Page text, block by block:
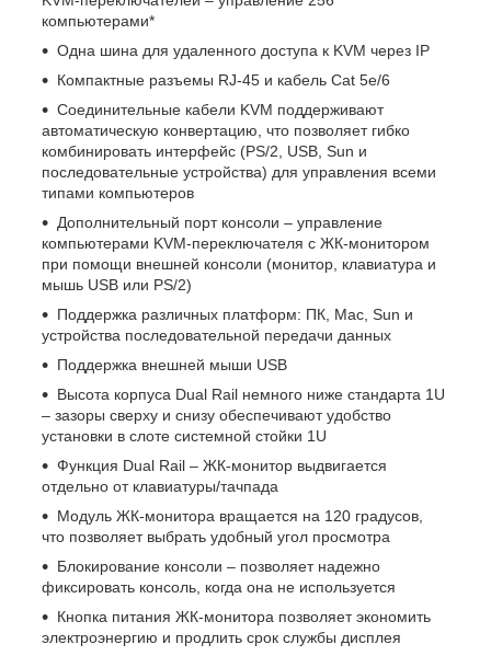
компьютерами*
Одна шина для удаленного доступа к KVM через IP
Компактные разъемы RJ-45 и кабель Cat 5e/6
Соединительные кабели KVM поддерживают
автоматическую конвертацию, что позволяет гибко
комбинировать интерфейс (PS/2, USB, Sun и
последовательные устройства) для управления всеми
типами компьютеров
Дополнительный порт консоли – управление
компьютерами KVM-переключателя с ЖК-монитором
при помощи внешней консоли (монитор, клавиатура и
мышь USB или PS/2)
Поддержка различных платформ: ПК, Mac, Sun и
устройства последовательной передачи данных
Поддержка внешней мыши USB
Высота корпуса Dual Rail немного ниже стандарта 1U
– зазоры сверху и снизу обеспечивают удобство
установки в слоте системной стойки 1U
Функция Dual Rail – ЖК-монитор выдвигается
отдельно от клавиатуры/тачпада
Модуль ЖК-монитора вращается на 120 градусов,
что позволяет выбрать удобный угол просмотра
Блокирование консоли – позволяет надежно
фиксировать консоль, когда она не используется
Кнопка питания ЖК-монитора позволяет экономить
электроэнергию и продлить срок службы дисплея